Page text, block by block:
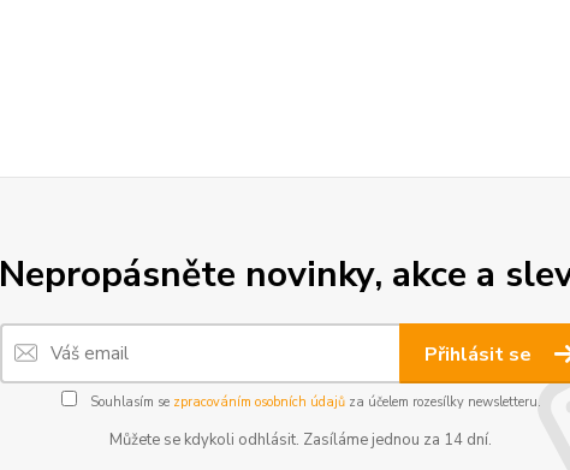
Nepropásněte novinky, akce a
Přihlásit se
Souhlasím se zpracováním osobních údajůza účelem rozesílky newsletteru.
Můžete se kdykoli odhlásit. Zasíláme jednou za 14 dní.